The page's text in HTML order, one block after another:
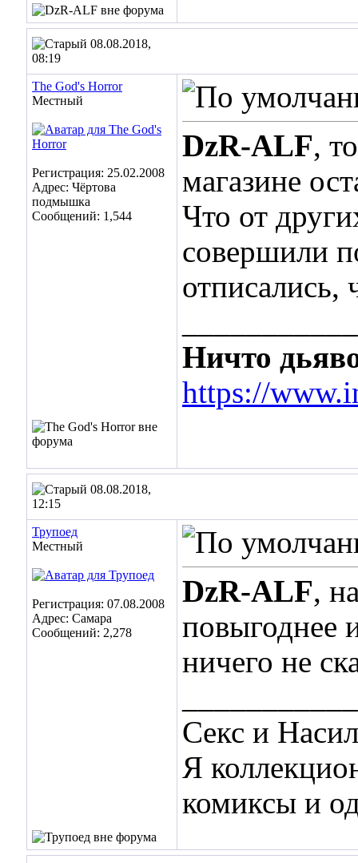
08.08.2018,
08:19
The God's Horror
Местный
Регистрация: 25.02.2008
Адрес: Чёртова
подмышка
Сообщений: 1,544
DzR-ALF,
магазине
Что от
совершили
отписались,
Ничто
https://
08.08.2018,
12:15
Трупоед
Местный
Регистрация: 07.08.2008
Адрес: Самара
Сообщений: 2,278
DzR-ALF,
повыгоднее
ничего не
Секс и
Я
комиксы и